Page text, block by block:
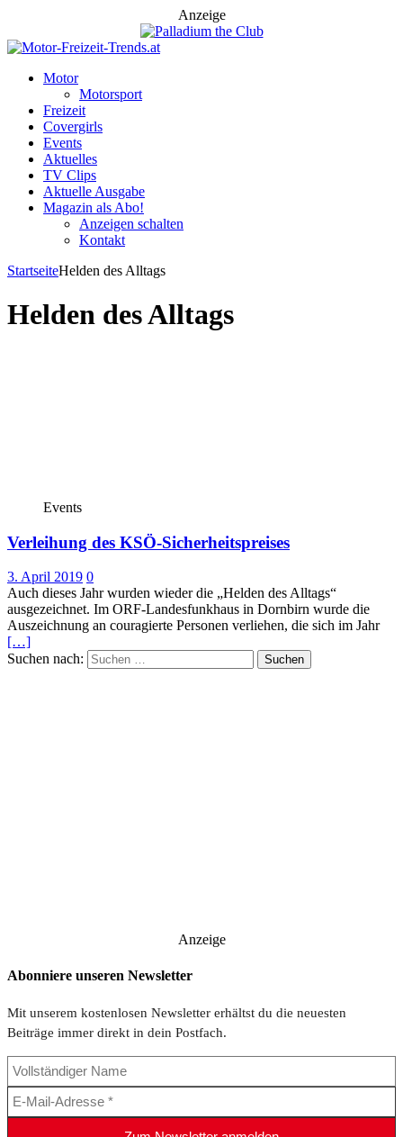
Anzeige
Motor
Motorsport
Freizeit
Covergirls
Events
Aktuelles
TV Clips
Aktuelle Ausgabe
Magazin als Abo!
Anzeigen schalten
Kontakt
StartseiteHelden des Alltags
Helden des Alltags
Events
Verleihung des KSÖ-Sicherheitspreises
3. April 2019 0
Auch dieses Jahr wurden wieder die „Helden des Alltags“
ausgezeichnet. Im ORF-Landesfunkhaus in Dornbirn wurde die
Auszeichnung an couragierte Personen verliehen, die sich im Jahr
[…]
Suchen nach:
Anzeige
Abonniere unseren Newsletter
Mit unserem kostenlosen Newsletter erhältst du die neuesten
Beiträge immer direkt in dein Postfach.